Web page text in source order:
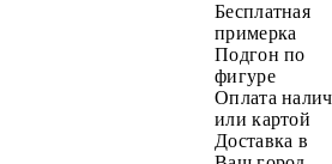
Бесплатная
примерка
Подгон по
фигуре
Оплата
или картой
Доставка в